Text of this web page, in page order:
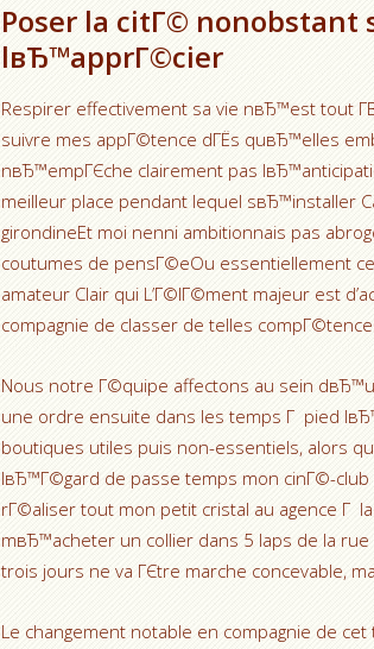
Poser la citГ© nonobstant
lвЂ™apprГ©cier
Respirer effectivement sa vie nвЂ™est tout
suivre mes appГ©tence dГЁs quвЂ™elles
nвЂ™empГЄche clairement pas
meilleur place pendant lequel sвЂ™installer
girondineEt moi nenni ambitionnais pas
coutumes de pensГ©eOu essentiellement
amateur Clair qui L’Г©lГ©ment majeur est
compagnie de classer de telles
Nous notre Г©quipe affectons au sein
une ordre ensuite dans les temps Г pied
boutiques utiles puis non-essentiels, alors
lвЂ™Г©gard de passe temps mon cinГ©-
rГ©aliser tout mon petit cristal au agence Г
mвЂ™acheter un collier dans 5 laps de la
trois jours ne va ГЄtre marche concevable,
Le changement notable en compagnie de